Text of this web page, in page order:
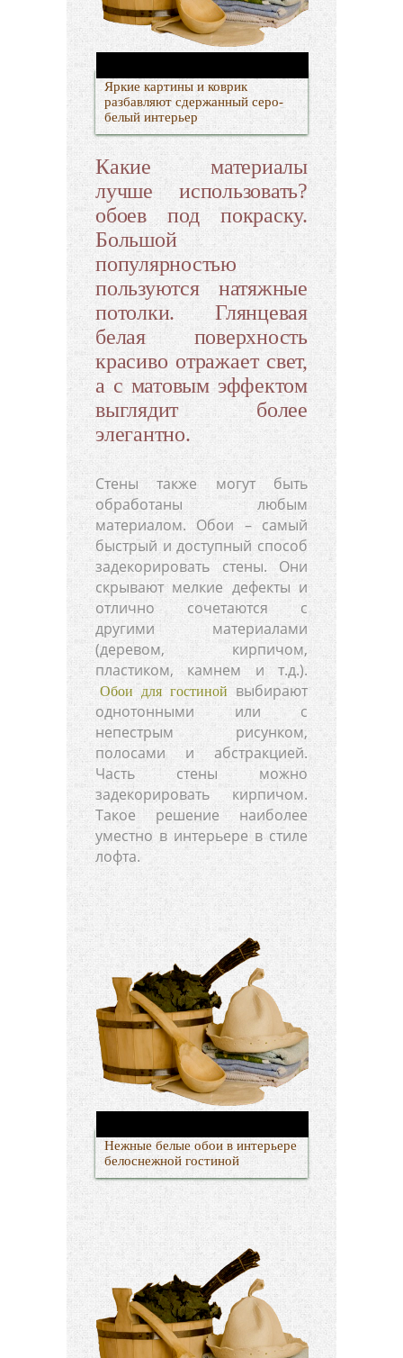
Яркие картины и коврик
разбавляют сдержанный серо-
белый интерьер
Какие материалы
лучше использовать?
обоев под покраску.
Большой
популярностью
пользуются натяжные
потолки. Глянцевая
белая поверхность
красиво отражает свет,
а с матовым эффектом
выглядит более
элегантно.
Стены также могут быть
обработаны любым
материалом. Обои – самый
быстрый и доступный способ
задекорировать стены. Они
скрывают мелкие дефекты и
отлично сочетаются с
другими материалами
(деревом, кирпичом,
пластиком, камнем и т.д.).
Обои для гостиной
выбирают
однотонными или с
непестрым рисунком,
полосами и абстракцией.
Часть стены можно
задекорировать кирпичом.
Такое решение наиболее
уместно в интерьере в стиле
лофта.
Нежные белые обои в интерьере
белоснежной гостиной